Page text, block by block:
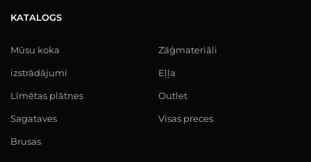
KATALOGS
Mūsu koka
izstrādājumi
Līmētas plātnes
Sagataves
Brusas
Zāģmateriāli
Eļļa
Outlet
Visas preces